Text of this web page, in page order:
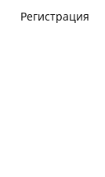
Регистрация